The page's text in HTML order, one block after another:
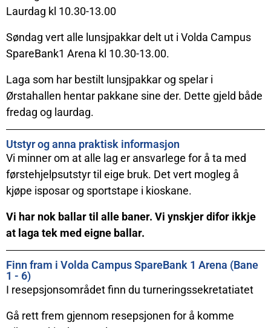
Laurdag kl 10.30-13.00
Søndag vert alle lunsjpakkar delt ut i Volda Campus
SpareBank1 Arena kl 10.30-13.00.
Laga som har bestilt lunsjpakkar og spelar i
Ørstahallen hentar pakkane sine der. Dette gjeld både
fredag og laurdag.
Utstyr og anna praktisk informasjon
Vi minner om at alle lag er ansvarlege for å ta med
førstehjelpsutstyr til eige bruk. Det vert mogleg å
kjøpe isposar og sportstape i kioskane.
Vi har nok ballar til alle baner. Vi ynskjer difor ikkje
at laga tek med eigne ballar.
Finn fram i Volda Campus SpareBank 1 Arena (Bane
1 - 6)
I resepsjonsområdet finn du turneringssekretatiatet
Gå rett frem gjennom resepsjonen for å komme